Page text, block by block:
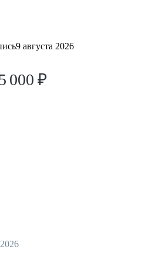
9 августа 2026
000 ₽